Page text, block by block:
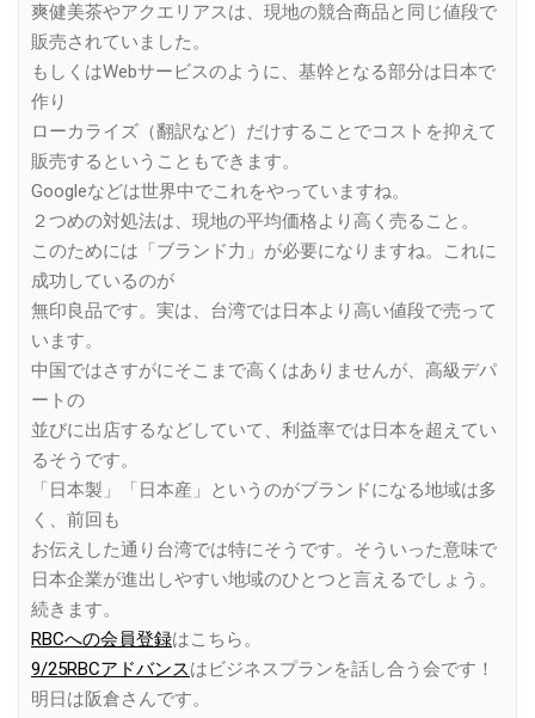
爽健美茶やアクエリアスは、現地の競合商品と同じ値段で
販売されていました。
もしくはWebサービスのように、基幹となる部分は日本で
作り
ローカライズ（翻訳など）だけすることでコストを抑えて
販売するということもできます。
Googleなどは世界中でこれをやっていますね。
２つめの対処法は、現地の平均価格より高く売ること。
このためには「ブランド力」が必要になりますね。これに
成功しているのが
無印良品です。実は、台湾では日本より高い値段で売って
います。
中国ではさすがにそこまで高くはありませんが、高級デパ
ートの
並びに出店するなどしていて、利益率では日本を超えてい
るそうです。
「日本製」「日本産」というのがブランドになる地域は多
く、前回も
お伝えした通り台湾では特にそうです。そういった意味で
日本企業が進出しやすい地域のひとつと言えるでしょう。
続きます。
RBCへの会員登録はこちら。
9/25RBCアドバンスはビジネスプランを話し合う会です！
明日は阪倉さんです。